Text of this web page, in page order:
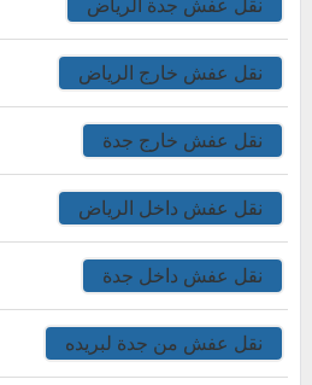
نقل عفش جدة الرياض
نقل عفش خارج الرياض
نقل عفش خارج جدة
نقل عفش داخل الرياض
نقل عفش داخل جدة
نقل عفش من جدة لبريده